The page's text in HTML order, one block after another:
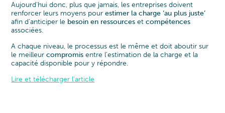
Aujourd’hui donc, plus que jamais, les entreprises doivent
renforcer leurs moyens pourestimer la charge ‘au plus juste’
afin d’anticiper le besoin en ressources etcompétences
associées.
A chaque niveau, le processus est le même et doit aboutir sur
le meilleurcompromis entre l’estimation de la charge et la
capacité disponible pour y répondre.
Lire et télécharger l’article